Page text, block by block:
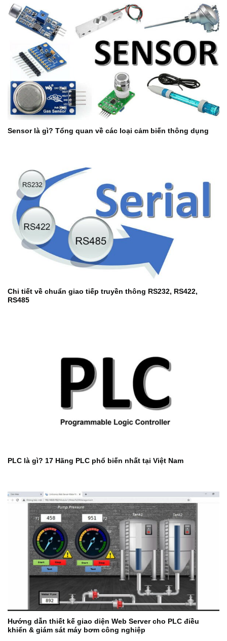
Sensor là gì? Tổng quan về các loại cảm biến thông dụng
Chi tiết về chuẩn giao tiếp truyền thông RS232, RS422,
RS485
PLC là gì? 17 Hãng PLC phổ biến nhất tại Việt Nam
Hướng dẫn thiết kế giao diện Web Server cho PLC điều
khiển & giám sát máy bơm công nghiệp